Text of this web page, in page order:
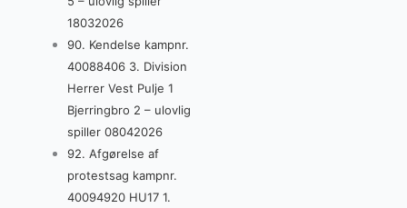
18032026
90. Kendelse kampnr.
40088406 3. Division
Herrer Vest Pulje 1
Bjerringbro 2 – ulovlig
spiller 08042026
92. Afgørelse af
protestsag kampnr.
40094920 HU17 1.